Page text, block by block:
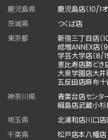
鹿児島県
鹿児島店（10/1オ
茨城県
つくば店
東京都
新宿三丁目店（
成増ANNEX店（
学芸大学店（8/
恵比寿店勝どき
大泉学園店大
五反田店麻布
神奈川県
青葉台店センタ
綱島店武蔵小杉
埼玉県
北浦和店川口店
千葉県
松戸店本八幡店